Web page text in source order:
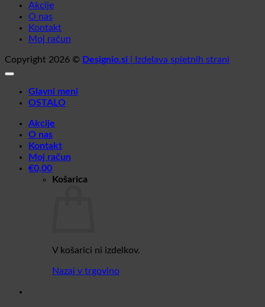
Akcije
O nas
Kontakt
Moj račun
Copyright 2026 © Designio.si | Izdelava spletnih strani
Glavni meni
OSTALO
Akcije
O nas
Kontakt
Moj račun
€0,00
Košarica
V košarici ni izdelkov.
Nazaj v trgovino